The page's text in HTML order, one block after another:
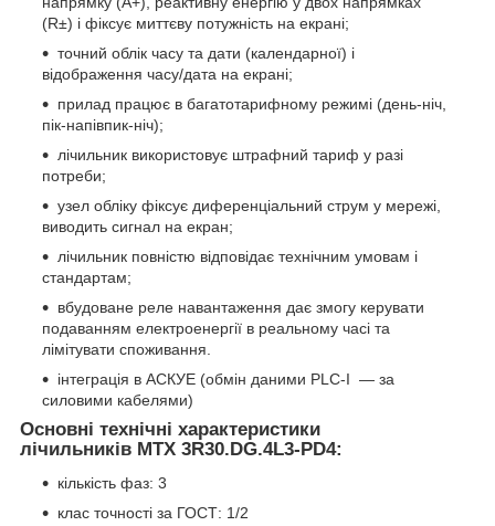
(R±) і фіксує миттєву потужність на екрані;
точний облік часу та дати (календарної) і
відображення часу/дата на екрані;
прилад працює в багатотарифному режимі (день-ніч,
пік-напівпик-ніч);
лічильник використовує штрафний тариф у разі
потреби;
узел обліку фіксує диференціальний струм у мережі,
виводить сигнал на екран;
лічильник повністю відповідає технічним умовам і
стандартам;
вбудоване реле навантаження дає змогу керувати
подаванням електроенергії в реальному часі та
лімітувати споживання.
інтеграція в АСКУЕ (обмін даними PLC-І — за
силовими кабелями)
Основні технічні характеристики
лічильників МТХ 3R30.DG.4L3-PD4:
кількість фаз: 3
клас точності за ГОСТ: 1/2